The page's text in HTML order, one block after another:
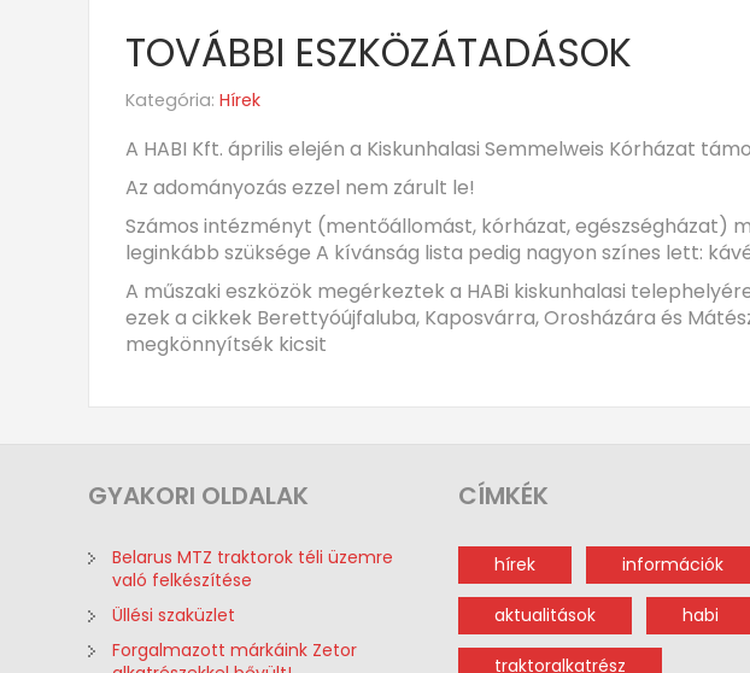
TOVÁBBI ESZKÖZÁTADÁSOK
Kategória: Hírek
A HABI Kft. április elején a Kiskunhalasi Semmelweis Kórházat
Az adományozás ezzel nem zárult le!
Számos intézményt (mentőállomást, kórházat, egészségházat)
leginkább szüksége A kívánság lista pedig nagyon színes lett:
A műszaki eszközök megérkeztek a HABi kiskunhalasi
ezek a cikkek Berettyóújfaluba, Kaposvárra, Orosházára és
megkönnyítsék kicsit
GYAKORI OLDALAK
Belarus MTZ traktorok téli üzemre
való felkészítése
Üllési szaküzlet
Forgalmazott márkáink Zetor
CÍMKÉK
hírek információk
aktualitások habi
traktoralkatrész